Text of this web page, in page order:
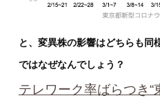
と、変異株の影響はどちらも同
ではなぜなんでしょう？
テレワーク率ばらつき“